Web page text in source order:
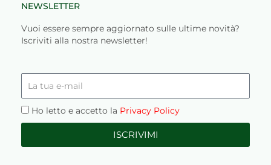
NEWSLETTER
Vuoi essere sempre aggiornato sulle ultime novità?
Iscriviti alla nostra newsletter!
tua
mail
Privacy
Ho letto e accetto la Privacy Policy
ISCRIVIMI